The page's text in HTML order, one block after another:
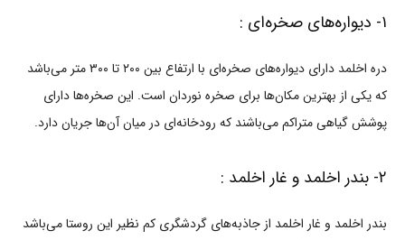
۱- دیواره‌های صخره‌ای :
دره اخلمد دارای دیواره‌های صخره‌ای با ارتفاع بین ۲۰۰ تا ۳۰۰ متر می‌باشد
که یکی از بهترین مکان‌ها برای صخره نوردان است. این صخره‌ها دارای
پوشش گیاهی متراکم می‌باشند که رودخانه‌ای در میان آن‌ها جریان دارد.
۲- بندر اخلمد و غار اخلمد :
بندر اخلمد و غار اخلمد از جاذبه‌های گردشگری کم نظیر این روستا می‌باشد